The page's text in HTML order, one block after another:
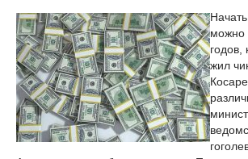
можно
годов,
жил